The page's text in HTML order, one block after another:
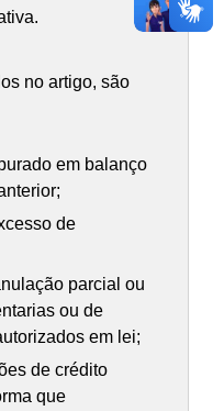
no artigo, são
em balanço
de
parcial ou
ou de
em lei;
de crédito
que